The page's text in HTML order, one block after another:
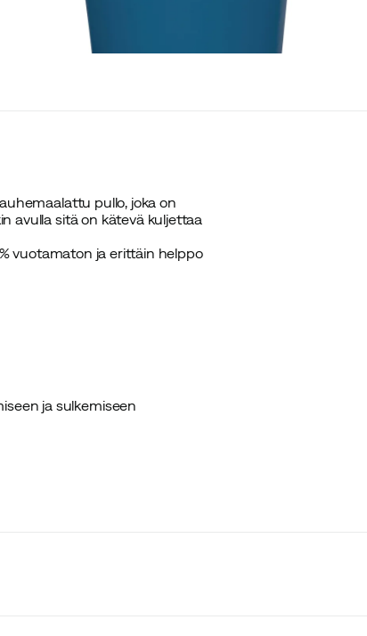
pullo, joka on
avulla sitä on kätevä kuljettaa
vuotamaton ja erittäin helppo
ja sulkemiseen